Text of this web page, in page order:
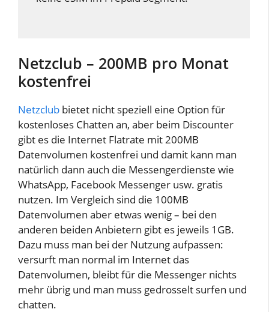
Netzclub – 200MB pro Monat
kostenfrei
Netzclub bietet nicht speziell eine Option für
kostenloses Chatten an, aber beim Discounter
gibt es die Internet Flatrate mit 200MB
Datenvolumen kostenfrei und damit kann man
natürlich dann auch die Messengerdienste wie
WhatsApp, Facebook Messenger usw. gratis
nutzen. Im Vergleich sind die 100MB
Datenvolumen aber etwas wenig – bei den
anderen beiden Anbietern gibt es jeweils 1GB.
Dazu muss man bei der Nutzung aufpassen:
versurft man normal im Internet das
Datenvolumen, bleibt für die Messenger nichts
mehr übrig und man muss gedrosselt surfen und
chatten.